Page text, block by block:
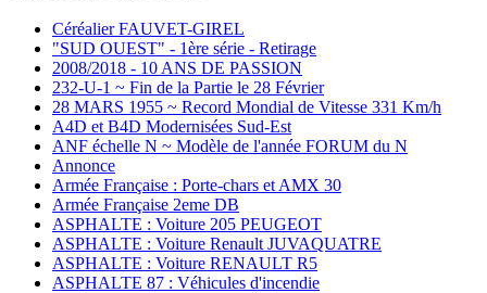
Céréalier FAUVET-GIREL
"SUD OUEST" - 1ère série - Retirage
2008/2018 - 10 ANS DE PASSION
232-U-1 ~ Fin de la Partie le 28 Février
28 MARS 1955 ~ Record Mondial de Vitesse 331 Km/h
A4D et B4D Modernisées Sud-Est
ANF échelle N ~ Modèle de l'année FORUM du N
Annonce
Armée Française : Porte-chars et AMX 30
Armée Française 2eme DB
ASPHALTE : Voiture 205 PEUGEOT
ASPHALTE : Voiture Renault JUVAQUATRE
ASPHALTE : Voiture RENAULT R5
ASPHALTE 87 : Véhicules d'incendie